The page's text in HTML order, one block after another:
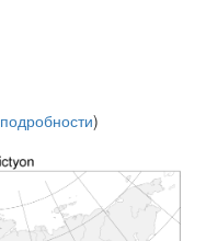
подробности)